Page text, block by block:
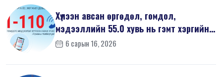
Хүлээн авсан өргөдөл, гомдол,
мэдээллийн 55.0 хувь нь гэмт хэргийн
шин...
6 сарын 16, 2026